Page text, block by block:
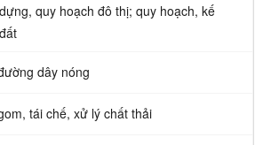
quy hoạch đô thị; quy hoạch, kế
dây nóng
tái chế, xử lý chất thải